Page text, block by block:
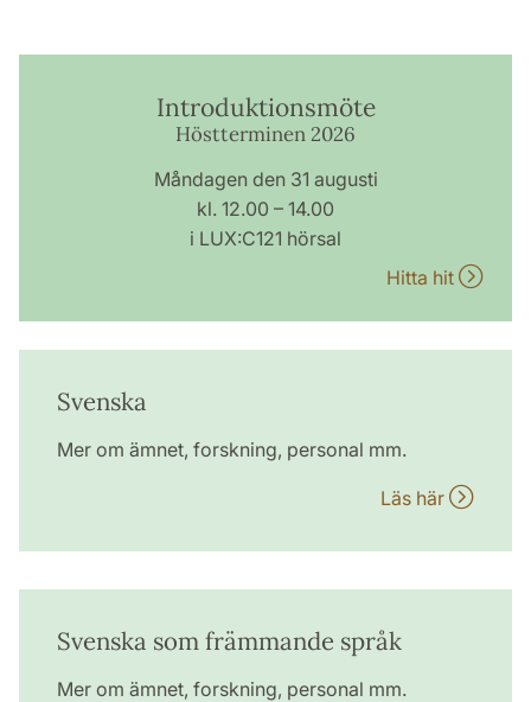
Introduktionsmöte
Höstterminen 2026
Måndagen den 31 augusti
kl. 12.00 – 14.00
i LUX:C121 hörsal
Hitta hit
Svenska
Mer om ämnet, forskning, personal mm.
Läs här
Svenska som främmande språk
Mer om ämnet, forskning, personal mm.